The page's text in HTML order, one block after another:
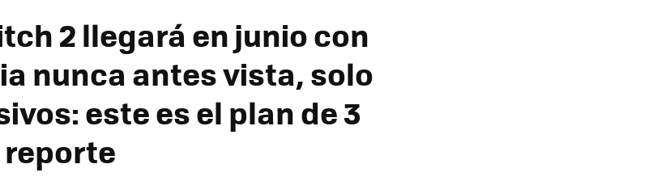
2 llegará en junio con
nunca antes vista, solo
este es el plan de 3